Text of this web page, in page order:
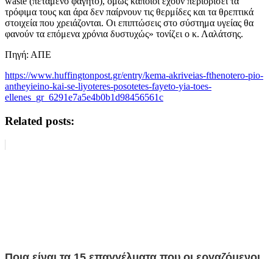
τρόφιμα τους και άρα δεν παίρνουν τις θερμίδες και τα θρεπτικά
στοιχεία που χρειάζονται. Οι επιπτώσεις στο σύστημα υγείας θα
φανούν τα επόμενα χρόνια δυστυχώς» τονίζει ο κ. Λαλάτσης.
Πηγή: ΑΠΕ
https://www.huffingtonpost.gr/entry/kema-akriveias-fthenotero-pio-
antheyieino-kai-se-liyoteres-posotetes-fayeto-yia-toes-
ellenes_gr_6291e7a5e4b0b1d98456561c
Related posts: